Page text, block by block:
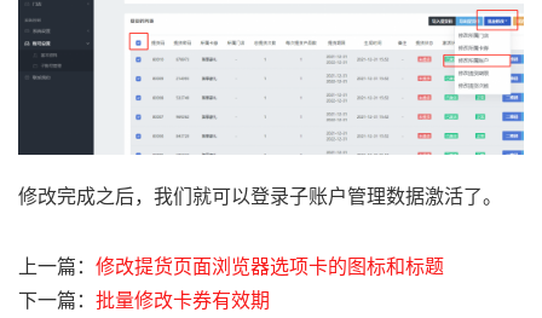
修改完成之后，我们就可以登录子账户管理数据激活了。
上一篇： 修改提货页面浏览器选项卡的图标和标题
下一篇： 批量修改卡券有效期